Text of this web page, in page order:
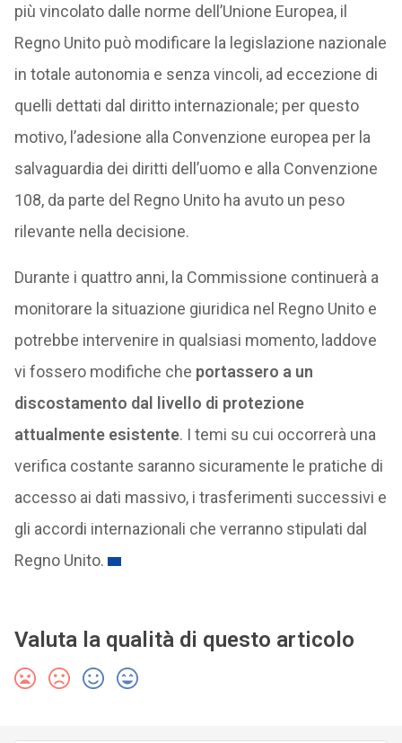
più vincolato dalle norme dell’Unione Europea, il
Regno Unito può modificare la legislazione nazionale
in totale autonomia e senza vincoli, ad eccezione di
quelli dettati dal diritto internazionale; per questo
motivo, l’adesione alla Convenzione europea per la
salvaguardia dei diritti dell’uomo e alla Convenzione
108, da parte del Regno Unito ha avuto un peso
rilevante nella decisione.
Durante i quattro anni, la Commissione continuerà a
monitorare la situazione giuridica nel Regno Unito e
potrebbe intervenire in qualsiasi momento, laddove
vi fossero modifiche che portassero a un
discostamento dal livello di protezione
attualmente esistente. I temi su cui occorrerà una
verifica costante saranno sicuramente le pratiche di
accesso ai dati massivo, i trasferimenti successivi e
gli accordi internazionali che verranno stipulati dal
Regno Unito.
Valuta la qualità di questo articolo